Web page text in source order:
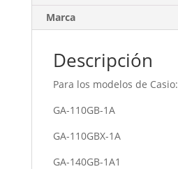
Marca
Descripción
Para los modelos de Casio:
GA-110GB-1A
GA-110GBX-1A
GA-140GB-1A1